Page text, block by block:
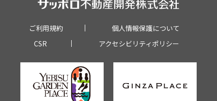
ご利用規約
個人情報保護について
CSR
アクセシビリティポリシー